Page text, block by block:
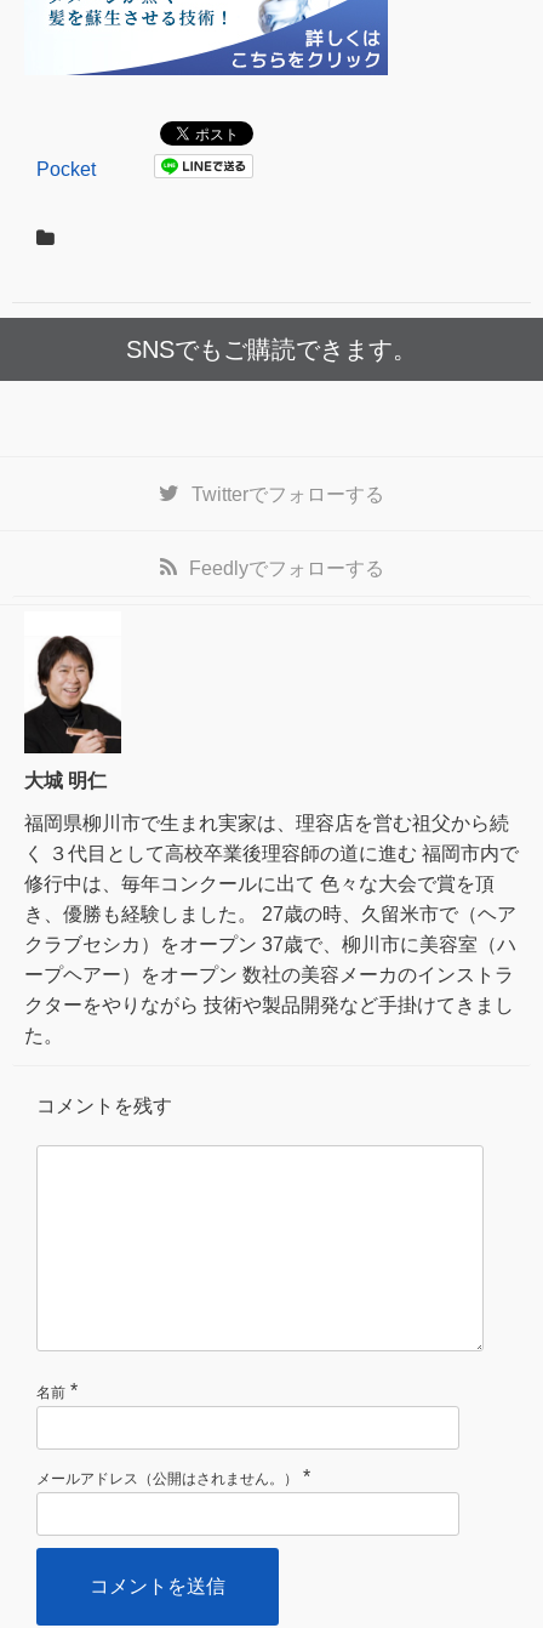
Pocket
SNSでもご購読できます。
Twitterでフォローする
Feedlyでフォローする
大城 明仁
福岡県柳川市で生まれ実家は、理容店を営む祖父から続
く ３代目として高校卒業後理容師の道に進む 福岡市内で
修行中は、毎年コンクールに出て 色々な大会で賞を頂
き、優勝も経験しました。 27歳の時、久留米市で（ヘア
クラブセシカ）をオープン 37歳で、柳川市に美容室（ハ
ープヘアー）をオープン 数社の美容メーカのインストラ
クターをやりながら 技術や製品開発など手掛けてきまし
た。
コメントを残す
名前 *
メールアドレス（公開はされません。） *